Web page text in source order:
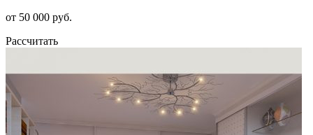
от 50 000 руб.
Рассчитать